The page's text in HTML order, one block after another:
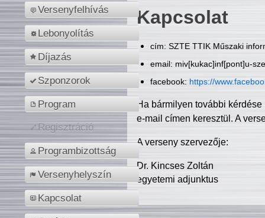
Versenyfelhívás
Lebonyolítás
Díjazás
Szponzorok
Program
Regisztráció
Programbizottság
Versenyhelyszín
Kapcsolat
Kapcsolat
cím: SZTE TTIK Műszaki
email: miv[kukac]inf[pont]u-
facebook: https://
Ha bármilyen további
e-mail címen keresztül. A
A verseny szervezője:
Dr. Kincses Zoltán
egyetemi adjunktus